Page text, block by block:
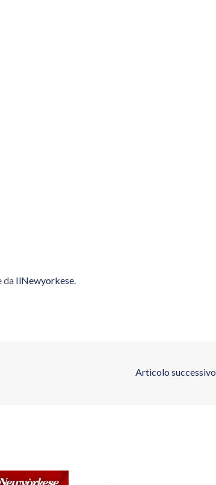
da IlNewyorkese.
Articolo successivo